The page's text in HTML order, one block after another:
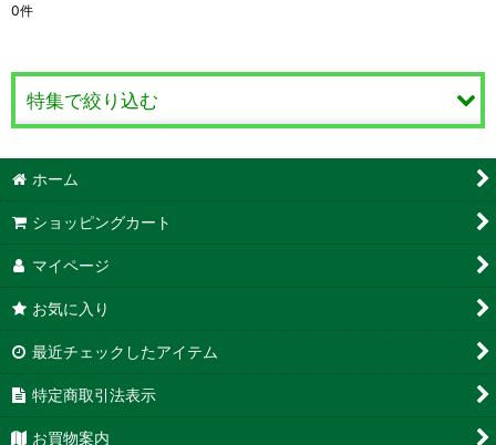
表示数
在庫あり
並び順:
0件
特集で絞り込む
ティーハーブ
クラフトハーブ
防虫ハーブ
観賞用ハーブ
ホーム
ショッピングカート
マイページ
お気に入り
最近チェックしたアイテム
特定商取引法表示
お買物案内